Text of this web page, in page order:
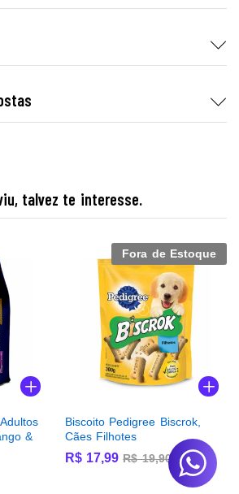
talvez te interesse.
&
Fora de Estoque
Biscoito Pedigree Biscrok,
Cães Filhotes
R$ 17,99 R$19,90